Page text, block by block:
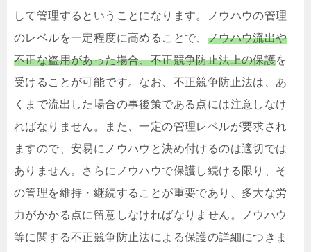
して管理するということになります。ノウハウの管理
のレベルを一定程度に高めることで、 ノウハウ流出や
不正な盗用があった場合、不正競争防止法上の保護を
受けることが可能です。なお、不正競争防止法は、あ
くまで流出した場合の事後策である点には注意しなけ
ればなりません。また、一定の管理レベルが要求され
ますので、安易にノウハウと決め付けるのは適切では
ありません。さらにノウハウで保護し続ける限り、そ
の管理を維持・継続することが重要であり、多大な労
力がかかる点に留意しなければなりません。ノウハウ
等に関する不正競争防止法による保護の詳細につきま